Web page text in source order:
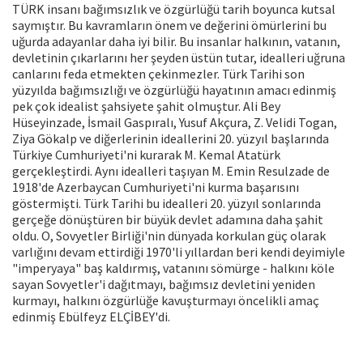
TÜRK insanı bağımsızlık ve özgürlüğü tarih boyunca kutsal
saymıştır. Bu kavramların önem ve değerini ömürlerini bu
uğurda adayanlar daha iyi bilir. Bu insanlar halkının, vatanın,
devletinin çıkarlarını her şeyden üstün tutar, idealleri uğruna
canlarını feda etmekten çekinmezler. Türk Tarihi son
yüzyılda bağımsızlığı ve özgürlüğü hayatının amacı edinmiş
pek çok idealist şahsiyete şahit olmuştur. Ali Bey
Hüseyinzade, İsmail Gaspıralı, Yusuf Akçura, Z. Velidi Togan,
Ziya Gökalp ve diğerlerinin ideallerini 20. yüzyıl başlarında
Türkiye Cumhuriyeti'ni kurarak M. Kemal Atatürk
gerçekleştirdi. Aynı idealleri taşıyan M. Emin Resulzade de
1918'de Azerbaycan Cumhuriyeti'ni kurma başarısını
göstermişti. Türk Tarihi bu idealleri 20. yüzyıl sonlarında
gerçeğe dönüştüren bir büyük devlet adamına daha şahit
oldu. O, Sovyetler Birliği'nin dünyada korkulan güç olarak
varlığını devam ettirdiği 1970'li yıllardan beri kendi deyimiyle
"imperyaya" baş kaldırmış, vatanını sömürge - halkını köle
sayan Sovyetler'i dağıtmayı, bağımsız devletini yeniden
kurmayı, halkını özgürlüğe kavuşturmayı öncelikli amaç
edinmiş Ebülfeyz ELÇİBEY'di.